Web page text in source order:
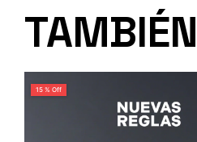
15 % Off